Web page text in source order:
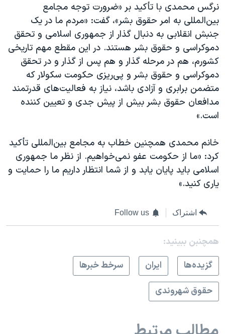
نرگس محمدی با تأکید بر «ضرورت توجه مجامع
بین‌المللی به امر حقوق بشر»، گفت: «مردم ما در یک
جنبش انقلابی به دنبال گذار از جمهوری اسلامی و تحقق
دموکراسی و حقوق بشر هستند‌. در این مقطع مهم تاریخی
کشورم، هم در مرحله گذار و هم پس از گذار و در تحقق
دموکراسی و حقوق بشر و پی‌ریزی حکومت سکولار که
متضمن برابری و آزادی باشد، نیاز به فعالیت‌های قدرتمند
مدافعان حقوق بشر بیش از پیش جدی و تعیین کننده
است.»
خانم محمدی همچنین خطاب به مجامع بین‌المللی تأکید
کرد: «ما از حکومت عفو نمی‌خواهیم. از نظر ما جمهوری
اسلامی باید پایان یابد و از شما انتظار داریم ما را حمایت و
یاری کنید.»
اشتراک Follow us
همچنبن ببینید:
گزيده‌ها
ايران
سرخط خبرها
حقوق شهروندی